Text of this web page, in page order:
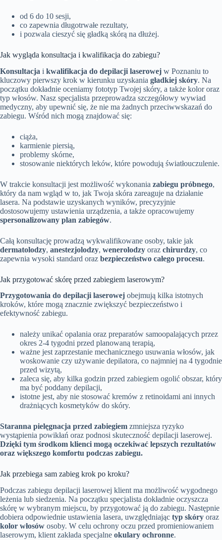
od 6 do 10 sesji,
co zapewnia długotrwałe rezultaty,
i pozwala cieszyć się gładką skórą na dłużej.
Jak wygląda konsultacja i kwalifikacja do zabiegu?
Konsultacja i kwalifikacja do depilacji laserowej w Poznaniu to
kluczowy pierwszy krok w kierunku uzyskania gładkiej skóry. Na
początku dokładnie oceniamy fototyp Twojej skóry, a także kolor oraz
typ włosów. Nasz specjalista przeprowadza szczegółowy wywiad
medyczny, aby upewnić się, że nie ma żadnych przeciwwskazań do
zabiegu. Wśród nich mogą znajdować się:
ciąża,
karmienie piersią,
problemy skórne,
stosowanie niektórych leków, które powodują światłouczulenie.
W trakcie konsultacji jest możliwość wykonania zabiegu próbnego,
który da nam wgląd w to, jak Twoja skóra zareaguje na działanie
lasera. Na podstawie uzyskanych wyników, precyzyjnie
dostosowujemy ustawienia urządzenia, a także opracowujemy
spersonalizowany plan zabiegów.
Całą konsultację prowadzą wykwalifikowane osoby, takie jak
dermatolodzy, anestezjolodzy, wenerolodzy oraz chirurdzy, co
zapewnia wysoki standard oraz bezpieczeństwo całego procesu.
Jak przygotować skórę przed zabiegiem laserowym?
Przygotowania do depilacji laserowej obejmują kilka istotnych
kroków, które mogą znacznie zwiększyć bezpieczeństwo i
efektywność zabiegu.
należy unikać opalania oraz preparatów samoopalających przez
okres 2-4 tygodni przed planowaną terapią,
ważne jest zaprzestanie mechanicznego usuwania włosów, jak
woskowanie czy używanie depilatora, co najmniej na 4 tygodnie
przed wizytą,
zaleca się, aby kilka godzin przed zabiegiem ogolić obszar, który
ma być poddany depilacji,
istotne jest, aby nie stosować kremów z retinoidami ani innych
drażniących kosmetyków do skóry.
Staranna pielęgnacja przed zabiegiem zmniejsza ryzyko
wystąpienia powikłań oraz podnosi skuteczność depilacji laserowej.
Dzięki tym środkom klienci mogą oczekiwać lepszych rezultatów
oraz większego komfortu podczas zabiegu.
Jak przebiega sam zabieg krok po kroku?
Podczas zabiegu depilacji laserowej klient ma możliwość wygodnego
leżenia lub siedzenia. Na początku specjalista dokładnie oczyszcza
skórę w wybranym miejscu, by przygotować ją do zabiegu. Następnie
dobiera odpowiednie ustawienia lasera, uwzględniając typ skóry oraz
kolor włosów osoby. W celu ochrony oczu przed promieniowaniem
laserowym, klient zakłada specjalne okulary ochronne.